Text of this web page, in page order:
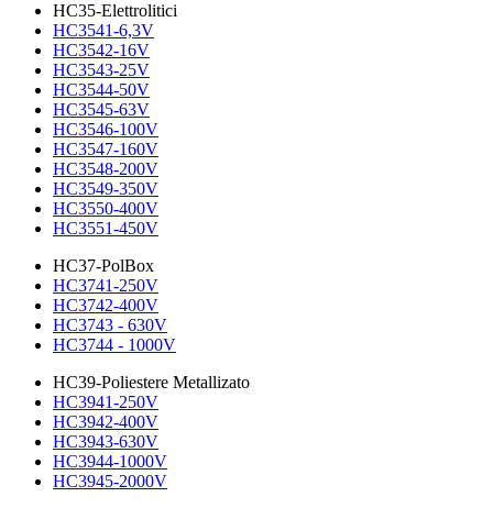
HC35-Elettrolitici
HC3541-6,3V
HC3542-16V
HC3543-25V
HC3544-50V
HC3545-63V
HC3546-100V
HC3547-160V
HC3548-200V
HC3549-350V
HC3550-400V
HC3551-450V
HC37-PolBox
HC3741-250V
HC3742-400V
HC3743 - 630V
HC3744 - 1000V
HC39-Poliestere Metallizato
HC3941-250V
HC3942-400V
HC3943-630V
HC3944-1000V
HC3945-2000V